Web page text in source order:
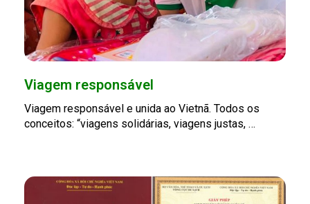
Viagem responsável
Viagem responsável e unida ao Vietnã. Todos os
conceitos: “viagens solidárias, viagens justas, …